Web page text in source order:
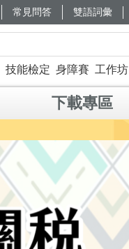
常見問答 雙語詞彙
技能檢定 身障賽 工作坊
下載專區